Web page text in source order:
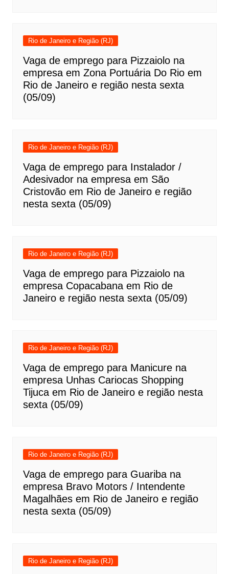
Rio de Janeiro e Região (RJ)
Vaga de emprego para Pizzaiolo na
empresa em Zona Portuária Do Rio em
Rio de Janeiro e região nesta sexta
(05/09)
Rio de Janeiro e Região (RJ)
Vaga de emprego para Instalador /
Adesivador na empresa em São
Cristovão em Rio de Janeiro e região
nesta sexta (05/09)
Rio de Janeiro e Região (RJ)
Vaga de emprego para Pizzaiolo na
empresa Copacabana em Rio de
Janeiro e região nesta sexta (05/09)
Rio de Janeiro e Região (RJ)
Vaga de emprego para Manicure na
empresa Unhas Cariocas Shopping
Tijuca em Rio de Janeiro e região nesta
sexta (05/09)
Rio de Janeiro e Região (RJ)
Vaga de emprego para Guariba na
empresa Bravo Motors / Intendente
Magalhães em Rio de Janeiro e região
nesta sexta (05/09)
Rio de Janeiro e Região (RJ)